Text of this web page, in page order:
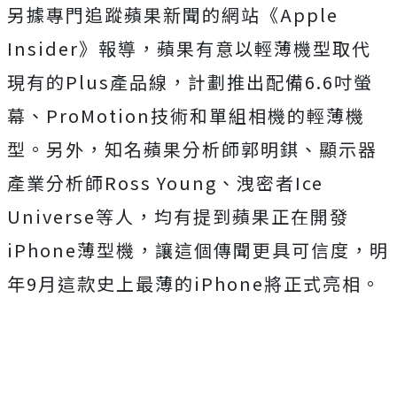
另據專門追蹤蘋果新聞的網站《Apple
Insider》報導，蘋果有意以輕薄機型取代
現有的Plus產品線，計劃推出配備6.6吋螢
幕、ProMotion技術和單組相機的輕薄機
型。另外，知名蘋果分析師郭明錤、顯示器
產業分析師Ross Young、洩密者Ice
Universe等人，均有提到蘋果正在開發
iPhone薄型機，讓這個傳聞更具可信度，明
年9月這款史上最薄的iPhone將正式亮相。